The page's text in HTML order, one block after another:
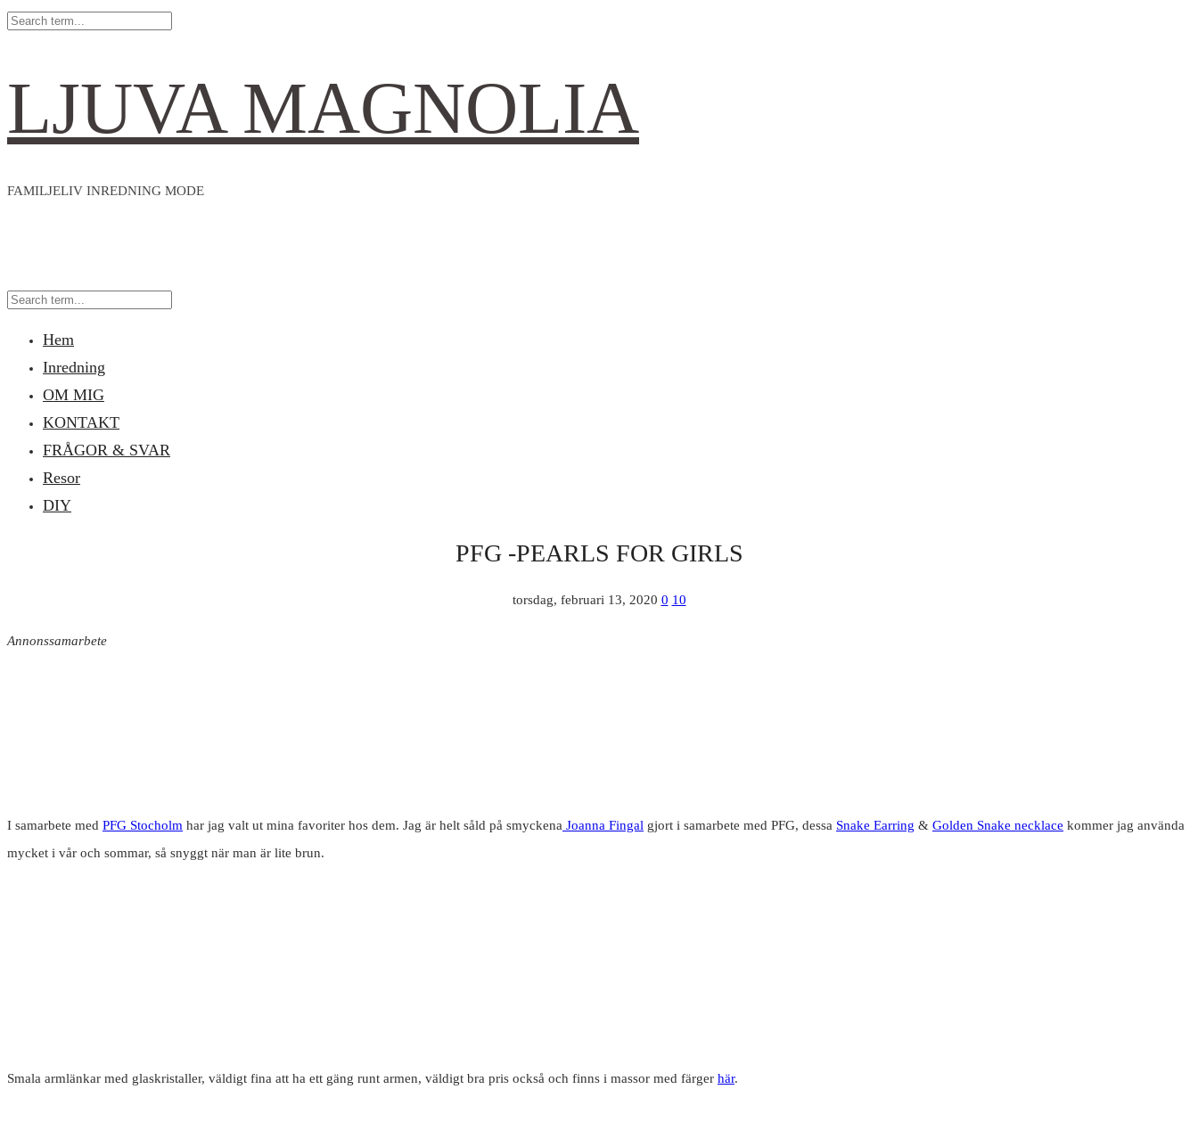
LJUVA MAGNOLIA
FAMILJELIV INREDNING MODE
Hem
Inredning
OM MIG
KONTAKT
FRÅGOR & SVAR
Resor
DIY
PFG -PEARLS FOR GIRLS
torsdag, februari 13, 2020 0 10
Annonssamarbete
I samarbete med PFG Stocholm har jag valt ut mina favoriter hos dem. Jag är helt såld på smyckena Joanna Fingal gjort i samarbete med PFG, dessa Snake Earring & Golden Snake necklace kommer jag använda
mycket i vår och sommar, så snyggt när man är lite brun.
Smala armlänkar med glaskristaller, väldigt fina att ha ett gäng runt armen, väldigt bra pris också och finns i massor med färger här.